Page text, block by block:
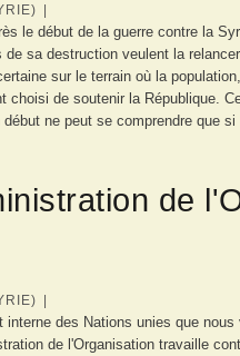
|
le début de la guerre contre la
de sa destruction veulent la
sur le terrain où la
choisi de soutenir la République.
début ne peut se comprendre que
de
|
interne des Nations unies que
de l'Organisation travaille